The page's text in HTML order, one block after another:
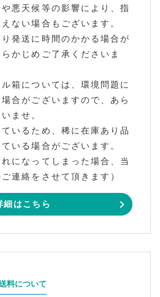
悪天候等の影響により、指
ない場合もございます。
発送に時間のかかる場合が
かじめご了承くださいま
箱については、環境問題に
合がございますので、あら
ませ。
いるため、稀に在庫あり品
いる場合がございます。
れになってしまった場合、当
連絡をさせて頂きます）
細はこちら
料について